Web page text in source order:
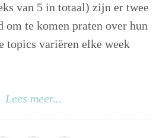
van 5 in totaal) zijn er twee
om te komen praten over hun
topics variëren elke week
Lees meer...